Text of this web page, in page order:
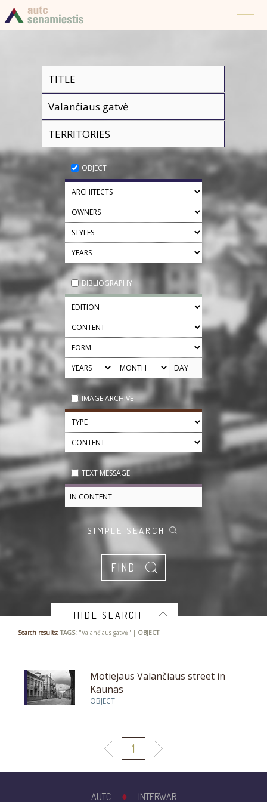
OBJECT
BIBLIOGRAPHY
IMAGE ARCHIVE
TEXT MESSAGE
SIMPLE SEARCH
HIDE SEARCH
Search results: TAGS: "Valančiaus gatvė" | OBJECT
Motiejaus Valančiaus street in
Kaunas
OBJECT
1
AUTC INTERWAR